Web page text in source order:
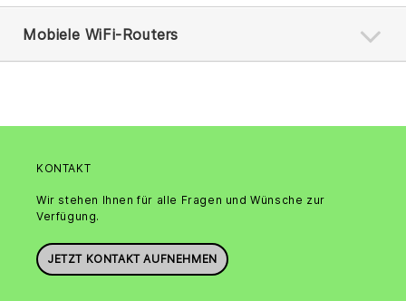
Mobiele WiFi-Routers
KONTAKT
Wir stehen Ihnen für alle Fragen und Wünsche zur
Verfügung.
JETZT KONTAKT AUFNEHMEN